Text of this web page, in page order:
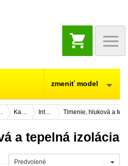
NÁKUPNÝ
KOŠÍK
zmeniť model
diely Karosérie Interiér vozidla Tlmenie, hluková a
a tepelná izolácia
Predvolené